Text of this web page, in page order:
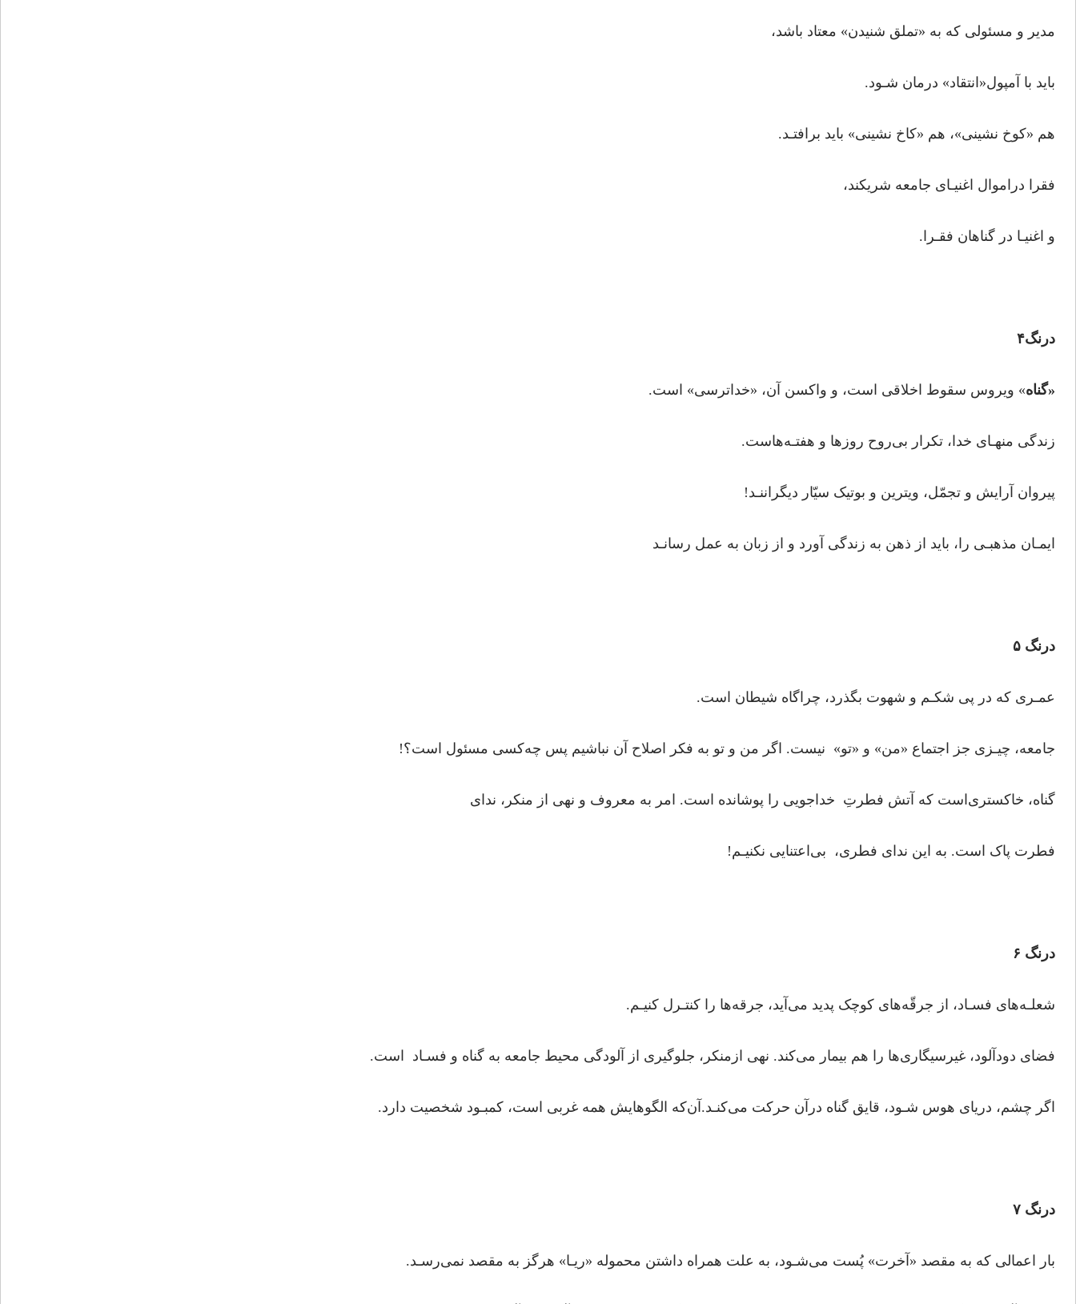
مدیر و مسئولی که به «تملق شنیدن» معتاد باشد،
باید با آمپول«انتقاد» درمان شـود.
هم «کوخ نشینی»، هم «کاخ نشینی» باید برافتـد.
فقرا دراموال اغنیـای جامعه شریکند،
و اغنیـا در گناهان فقـرا.
درنگ۴
«گناه» ویروس سقوط اخلاقی است، و واکسن آن، «خداترسی» است.
زندگی منهـای خدا، تکرار بی‌روح روزها و هفتـه‌هاست.
پیروان آرایش و تجمّل، ویترین و بوتیک سیّار دیگراننـد!
ایمـان مذهبـی را، باید از ذهن به زندگی آورد و از زبان به عمل رسانـد
درنگ ۵
عمـری که در پی شکـم و شهوت بگذرد، چراگاه شیطان است.
جامعه، چیـزی جز اجتماع «من» و «تو» نیست. اگر من و تو به فکر اصلاح آن نباشیم پس چه‌کسی مسئول است؟!
گناه، خاکستری‌است که آتش فطرتِ خداجویی را پوشانده است. امر به معروف و نهی از منکر، ندای
فطرت پاک است. به این ندای فطری، بی‌اعتنایی نکنیـم!
درنگ ۶
شعلـه‌های فسـاد، از جرقّه‌های کوچک پدید می‌آید، جرقه‌ها را کنتـرل کنیـم.
فضای دودآلود، غیرسیگاری‌ها را هم بیمار می‌کند. نهی ازمنکر، جلوگیری از آلودگی محیط جامعه به گناه و فسـاد است.
اگر چشم، دریای هوس شـود، قایق گناه درآن حرکت می‌کنـد.آن‌که الگوهایش همه غربی است، کمبـود شخصیت دارد.
درنگ ۷
بار اعمالی که به مقصد «آخرت» پُست می‌شـود، به علت همراه داشتن محموله «ریـا» هرگز به مقصد نمی‌رسـد.